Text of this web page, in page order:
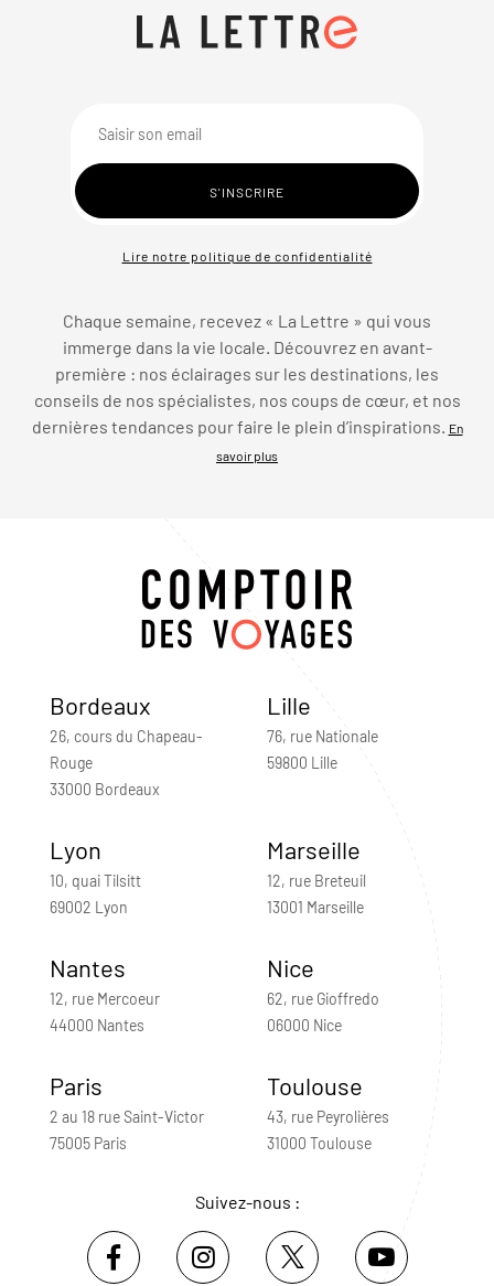
Lire notre politique de confidentialité
Chaque semaine, recevez « La Lettre » qui vous
immerge dans la vie locale. Découvrez en avant-
première : nos éclairages sur les destinations, les
conseils de nos spécialistes, nos coups de cœur, et nos
dernières tendances pour faire le plein d’inspirations.
En
savoir plus
Bordeaux
26, cours du Chapeau-
Rouge
33000 Bordeaux
Lille
76, rue Nationale
59800 Lille
Lyon
10, quai Tilsitt
69002 Lyon
Marseille
12, rue Breteuil
13001 Marseille
Nantes
12, rue Mercoeur
44000 Nantes
Nice
62, rue Gioffredo
06000 Nice
Paris
2 au 18 rue Saint-Victor
75005 Paris
Toulouse
43, rue Peyrolières
31000 Toulouse
Suivez-nous :